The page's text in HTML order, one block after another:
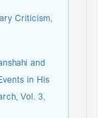
Criticism,
and
in His
Vol. 3,